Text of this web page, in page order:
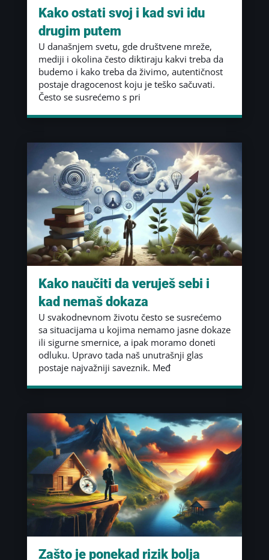
Kako ostati svoj i kad svi idu
drugim putem
U današnjem svetu, gde društvene mreže,
mediji i okolina često diktiraju kakvi treba da
budemo i kako treba da živimo, autentičnost
postaje dragocenost koju je teško sačuvati.
Često se susrećemo s pri
Kako naučiti da veruješ sebi i
kad nemaš dokaza
U svakodnevnom životu često se susrećemo
sa situacijama u kojima nemamo jasne dokaze
ili sigurne smernice, a ipak moramo doneti
odluku. Upravo tada naš unutrašnji glas
postaje najvažniji saveznik. Međ
Zašto je ponekad rizik bolja